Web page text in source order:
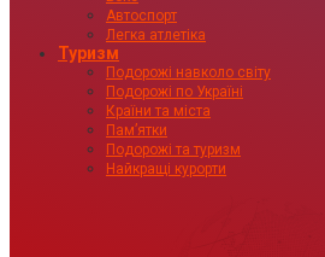
Автоспорт
Легка атлетіка
Туризм
Подорожі навколо світу
Подорожі по Україні
Країни та міста
Пам’ятки
Подорожі та туризм
Найкращі курорти